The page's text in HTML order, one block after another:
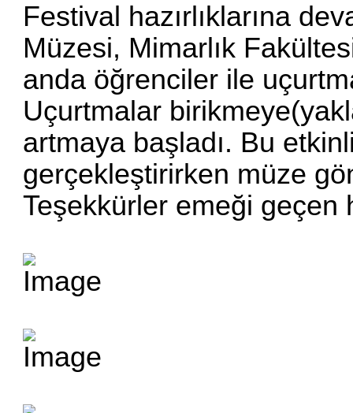
Festival hazırlıklarına
Müzesi, Mimarlık
anda öğrenciler ile
Uçurtmalar
artmaya başladı. Bu
gerçekleştirirken müze
Teşekkürler emeği geçen